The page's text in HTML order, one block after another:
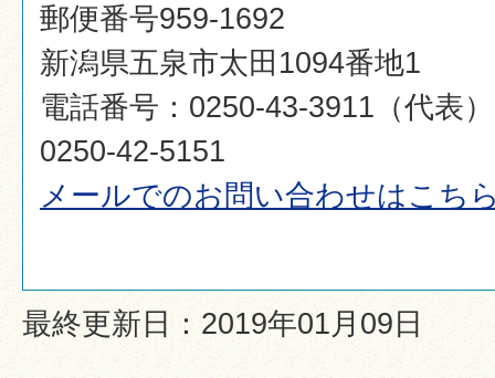
郵便番号959-1692
新潟県五泉市太田1094番地1
電話番号：0250-43-3911（代表
0250-42-5151
メールでのお問い合わせはこち
最終更新日：2019年01月09日